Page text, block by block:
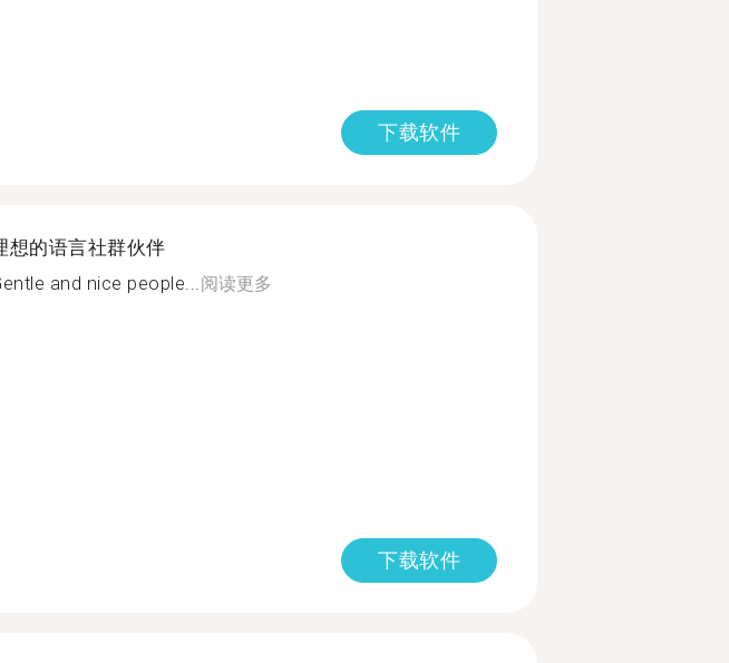
下载软件
想的语言社群伙伴
and nice people...阅读更多
下载软件